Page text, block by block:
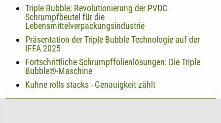
Triple Bubble: Revolutionierung der PVDC
Schrumpfbeutel für die
Lebensmittelverpackungsindustrie
Präsentation der Triple Bubble Technologie auf der
IFFA 2025
Fortschrittliche Schrumpffolienlösungen: Die Triple
Bubble®-Maschine
Kuhne rolls stacks - Genauigkeit zählt